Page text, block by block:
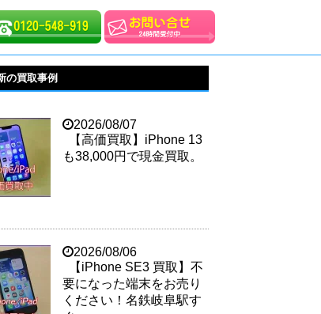
の買取事例
2026/08/07
【高価買取】iPhone 13
も38,000円で現金買取。
2026/08/06
【iPhone SE3 買取】不
要になった端末をお売り
ください！名鉄岐阜駅す